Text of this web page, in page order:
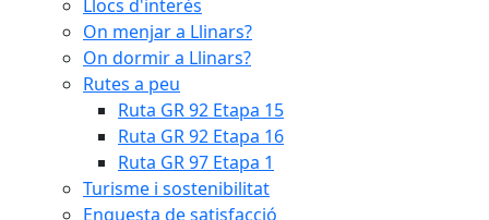
Llocs d'interès
On menjar a Llinars?
On dormir a Llinars?
Rutes a peu
Ruta GR 92 Etapa 15
Ruta GR 92 Etapa 16
Ruta GR 97 Etapa 1
Turisme i sostenibilitat
Enquesta de satisfacció